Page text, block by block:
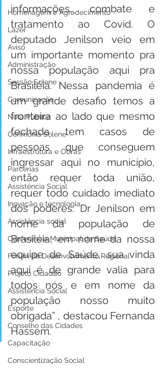
Homenagem e Agradecimento
Lazer
Aviso
Administração
Sessão Solene
Comunicação
Nota Pública
Cerimônia Solene
Infraestrutura e Obras
Parcerias
Assistência Social
Inovação e tecnologia
Assistência social
Conferência Municipal de Saúde
Fórum de Desenvolvimento Regional
Projeto Cidadão
Assistência Social
Esporte
Conselho das Cidades
Capacitação
Conscientização Social
informações, combate e
tratamento ao Covid. O
deputado Jenilson veio em
um importante momento pra
nossa população aqui pra
Brasiléia. Nessa pandemia é
um grande desafio temos a
fronteira ao lado que mesmo
fechada tem casos de
pessoas que conseguem
ingressar aqui no município,
então requer toda união,
requer todo cuidado imediato
dos poderes. Dr Jenilson em
nome da população de
Brasiléia, em nome da nossa
equipe de Saúde, sua vinda
aqui é de grande valia para
todos nós e em nome da
população nosso muito
obrigada” , destacou Fernanda
Hassem.